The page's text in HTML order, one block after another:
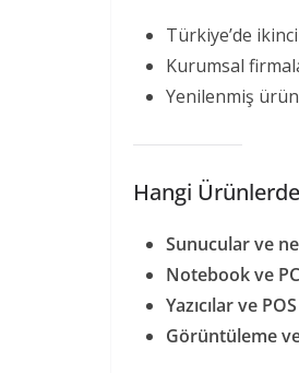
Türkiye’de
Kurumsal
Yenilenmiş
Hangi
Sunucular ve
Notebook ve
Yazıcılar ve
Görüntüleme